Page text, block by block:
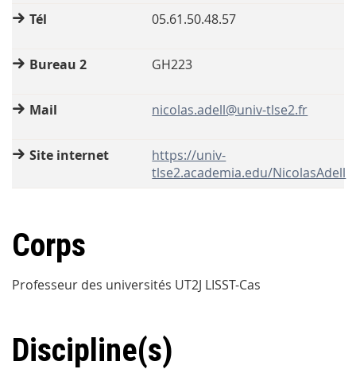
Tél 05.61.50.48.57
Bureau 2 GH223
Mail nicolas.adell@univ-tlse2.fr
Site internet
https://univ-
tlse2.academia.edu/NicolasAdell
Corps
Professeur des universités UT2J LISST-Cas
Discipline(s)